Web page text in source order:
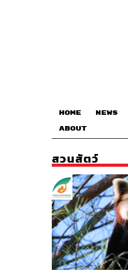
HOME NEWS
ABOUT
สวนสัตว์